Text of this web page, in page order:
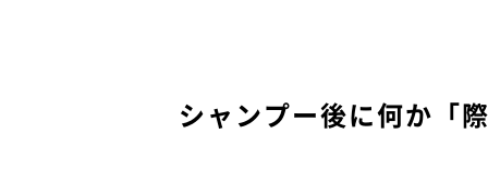
シャンプー後に何か「